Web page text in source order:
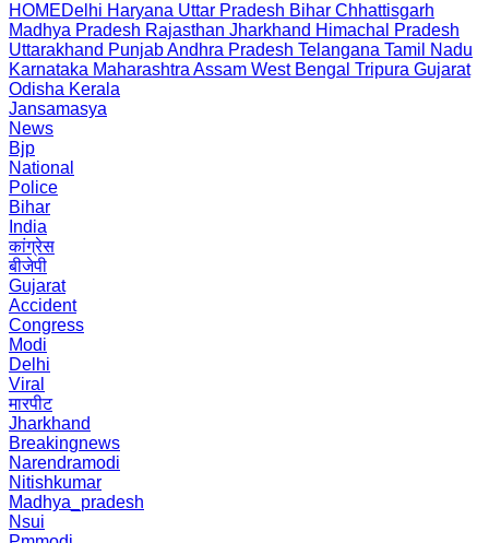
HOMEDelhi Haryana Uttar Pradesh Bihar Chhattisgarh
Madhya Pradesh Rajasthan Jharkhand Himachal Pradesh
Uttarakhand PunjabAndhra Pradesh Telangana Tamil Nadu
Karnataka Maharashtra Assam West Bengal Tripura Gujarat
Odisha Kerala
Jansamasya
News
Bjp
National
Police
Bihar
India
कांग्रेस
बीजेपी
Gujarat
Accident
Congress
Modi
Delhi
Viral
मारपीट
Jharkhand
Breakingnews
Narendramodi
Nitishkumar
Madhya_pradesh
Nsui